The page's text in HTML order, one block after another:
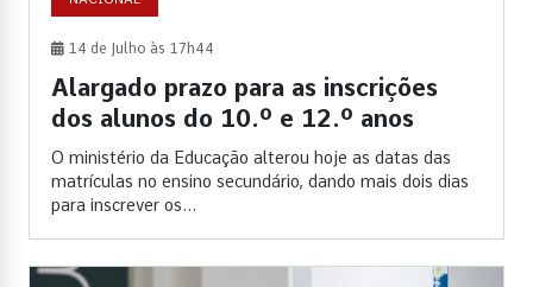
14 de Julho às 17h44
Alargado prazo para as inscrições
dos alunos do 10.º e 12.º anos
O ministério da Educação alterou hoje as datas das
matrículas no ensino secundário, dando mais dois dias
para inscrever os...